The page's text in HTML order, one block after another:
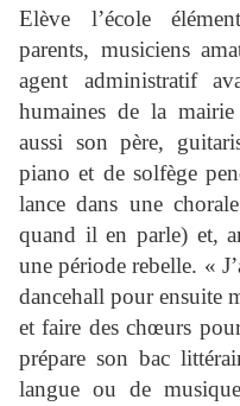
Elève l’école
parents, musiciens
agent administratif
humaines de la
aussi son père,
piano et de solfège
lance dans une
quand il en parle) et,
une période rebelle. «
dancehall pour ensuite
et faire des chœurs
prépare son bac
langue ou de